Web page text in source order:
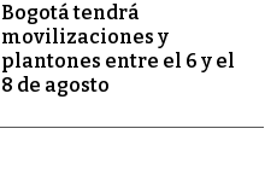
Bogotá tendrá
movilizaciones y
plantones entre el 6 y el
8 de agosto